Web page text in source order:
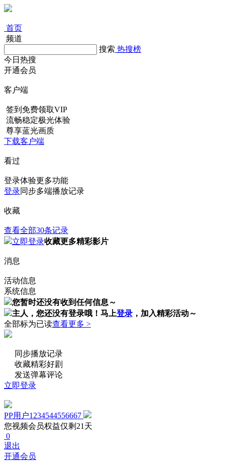
首页
频道
搜索 热搜榜
今日热搜
开通会员
客户端
签到免费领取VIP
流畅稳定极光体验
尊享蓝光画质
下载客户端
看过
登录体验更多功能
登录同步多端播放记录
收藏
查看全部30条记录
立即登录收藏更多精彩影片
消息
活动信息
系统信息
您暂时还没有收到任何信息～
主人，您还没有登录哦！ 马上登录 ，加入精彩活动～
全部标为已读查看更多 >
同步播放记录
收藏精彩好剧
发送弹幕评论
立即登录
PP用户1234544556667
您视频会员权益仅剩21天
0
退出
开通会员